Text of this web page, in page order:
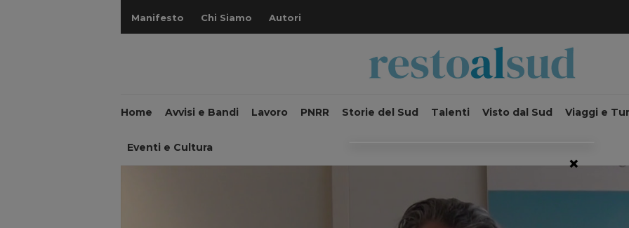
Manifesto Chi Siamo Autori
Home Avvisi e Bandi Lavoro PNRR Storie del Sud Talenti Visto dal Sud Viaggi e
Eventi e Cultura
×